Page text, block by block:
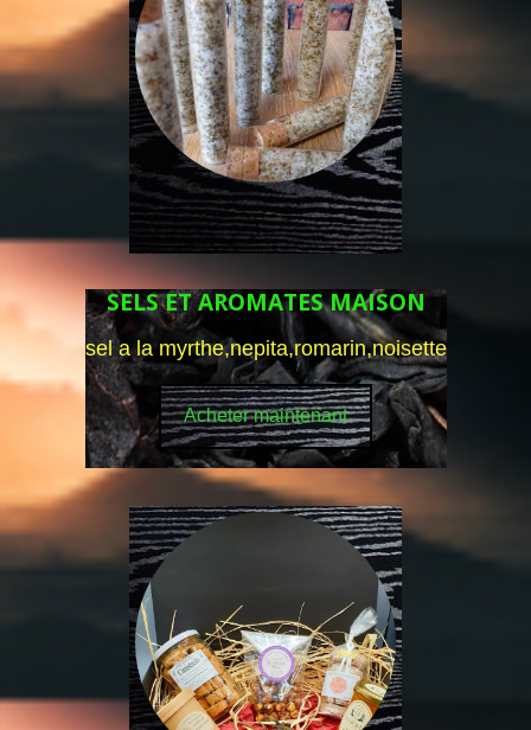
SELS ET AROMATES MAISON
sel a la myrthe,nepita,romarin,noisette
Acheter maintenant